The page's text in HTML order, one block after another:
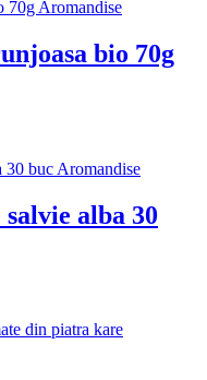
bio 70g
alba 30